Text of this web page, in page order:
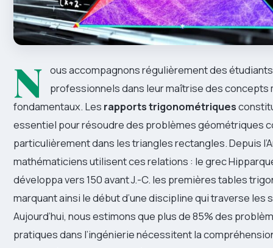
N ous accompagnons régulièrement des
professionnels dans leur maîtrise des concepts
fondamentaux. Les rapports trigonométriques
essentiel pour résoudre des problèmes géométriques
particulièrement dans les triangles rectangles. Depuis
mathématiciens utilisent ces relations : le grec
développa vers 150 avant J.-C. les premières tables
marquant ainsi le début d’une discipline qui traverse les
Aujourd’hui, nous estimons que plus de 85% des
pratiques dans l’ingénierie nécessitent la